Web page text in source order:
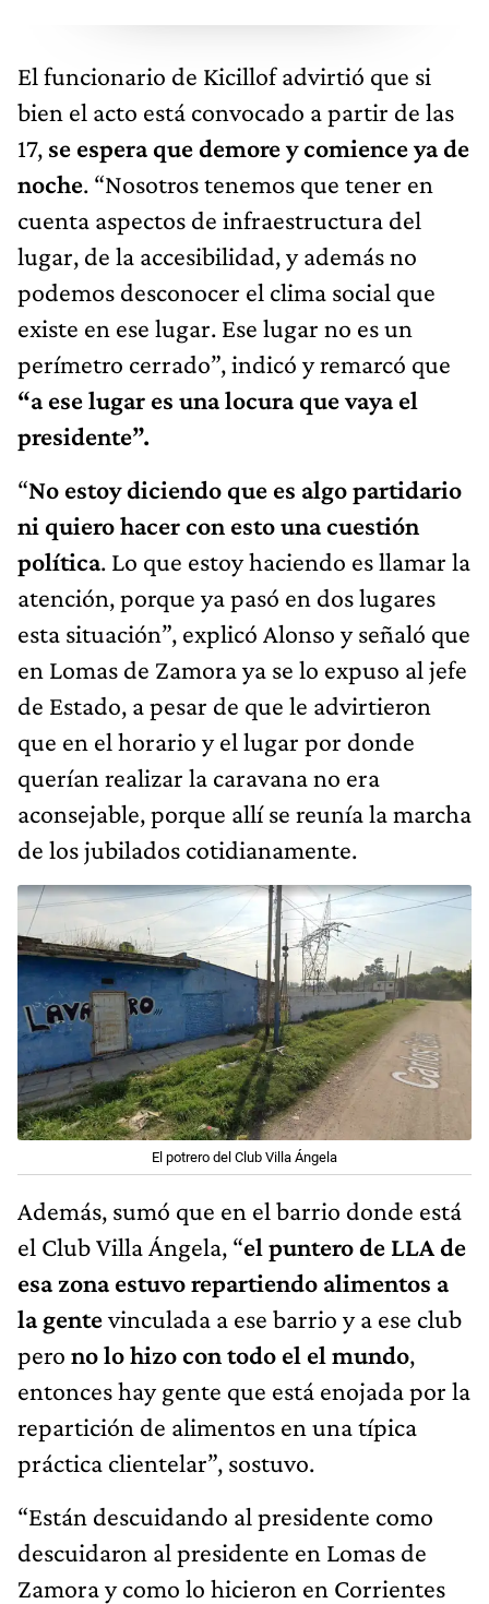
El funcionario de Kicillof advirtió que si
bien el acto está convocado a partir de las
17, se espera que demore y comience ya de
noche. “Nosotros tenemos que tener en
cuenta aspectos de infraestructura del
lugar, de la accesibilidad, y además no
podemos desconocer el clima social que
existe en ese lugar. Ese lugar no es un
perímetro cerrado”, indicó y remarcó que
“a ese lugar es una locura que vaya el
presidente”.
“No estoy diciendo que es algo partidario
ni quiero hacer con esto una cuestión
política. Lo que estoy haciendo es llamar la
atención, porque ya pasó en dos lugares
esta situación”, explicó Alonso y señaló que
en Lomas de Zamora ya se lo expuso al jefe
de Estado, a pesar de que le advirtieron
que en el horario y el lugar por donde
querían realizar la caravana no era
aconsejable, porque allí se reunía la marcha
de los jubilados cotidianamente.
El potrero del Club Villa Ángela
Además, sumó que en el barrio donde está
el Club Villa Ángela, “el puntero de LLA de
esa zona estuvo repartiendo alimentos a
la gentevinculada a ese barrio y a ese club
pero no lo hizo con todo el el mundo,
entonces hay gente que está enojada por la
repartición de alimentos en una típica
práctica clientelar”, sostuvo.
“Están descuidando al presidente como
descuidaron al presidente en Lomas de
Zamora y como lo hicieron en Corrientes